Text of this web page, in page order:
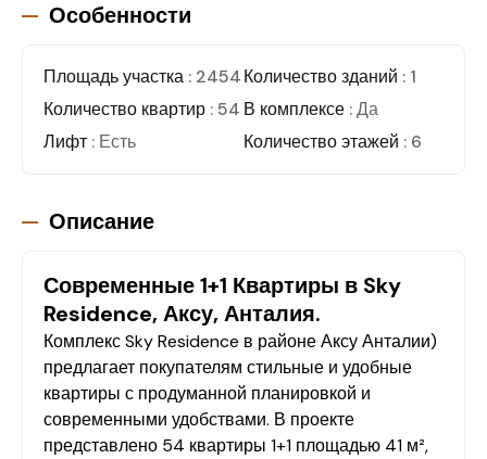
Особенности
Площадь участка : 2454Количество зданий : 1
Количество квартир : 54 В комплексе : Да
Лифт : Есть Количество этажей : 6
Описание
Современные 1+1 Квартиры в Sky
Residence, Аксу, Анталия.
Комплекс Sky Residence в районе Аксу Анталии)
предлагает покупателям стильные и удобные
квартиры с продуманной планировкой и
современными удобствами. В проекте
представлено 54 квартиры 1+1 площадью 41 м²,